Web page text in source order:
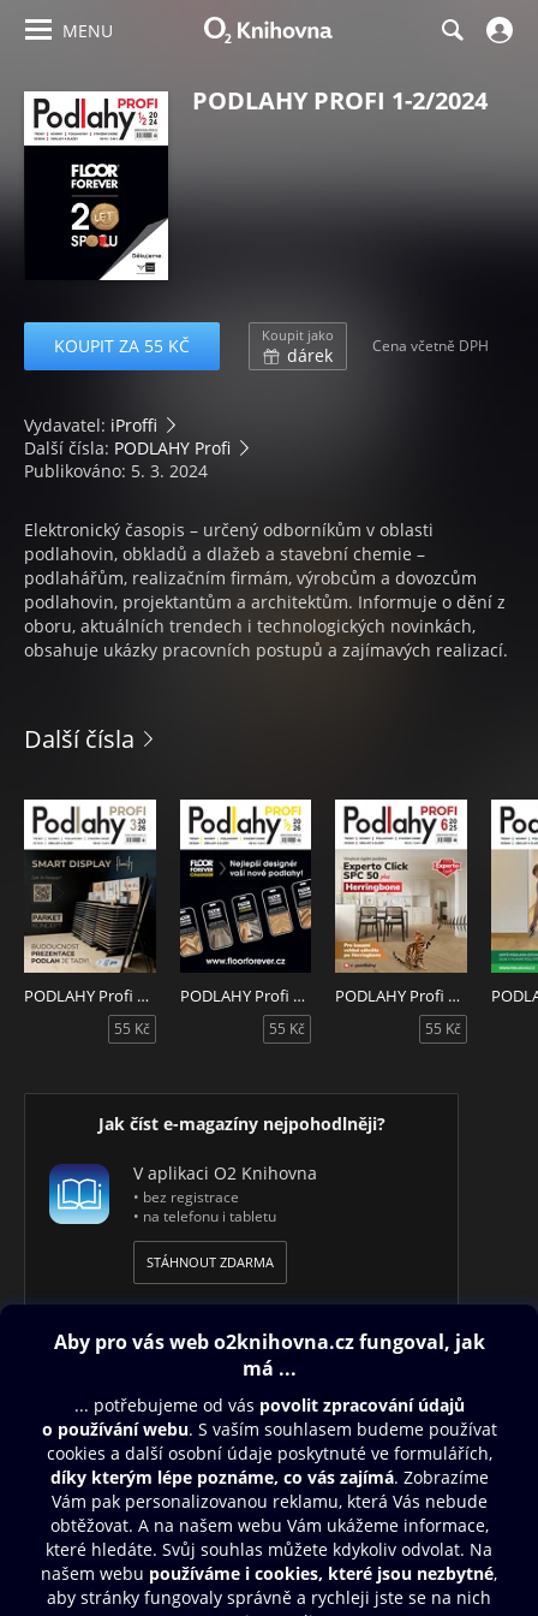
MENU
PODLAHY PROFI 1-2/2024
KOUPIT ZA 55 KČ Koupit jako
dárek Cena včetně DPH
Vydavatel: iProffi
Další čísla: PODLAHY Profi
Publikováno: 5. 3. 2024
Elektronický časopis – určený odborníkům v oblasti
podlahovin, obkladů a dlažeb a stavební chemie –
podlahářům, realizačním firmám, výrobcům a dovozcům
podlahovin, projektantům a architektům. Informuje o dění z
oboru, aktuálních trendech i technologických novinkách,
obsahuje ukázky pracovních postupů a zajímavých realizací.
Další čísla
PODLAHY Profi 3/2026
55 Kč
PODLAHY Profi 1-2/2026
55 Kč
PODLAHY Profi 6/2025
55 Kč
Jak číst e-magazíny nejpohodlněji?
V aplikaci O2 Knihovna
• bez registrace
• na telefonu i tabletu
STÁHNOUT ZDARMA
Obsah ke stažení
Moje O2 Knihovna
Další zábava
© O2 Czech Republic a.s.